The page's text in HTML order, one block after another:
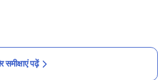
समीक्षाएं पढ़ें